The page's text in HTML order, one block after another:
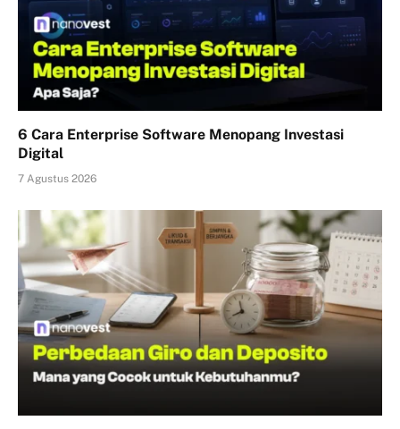
6 Cara Enterprise Software Menopang Investasi
Digital
7 Agustus 2026